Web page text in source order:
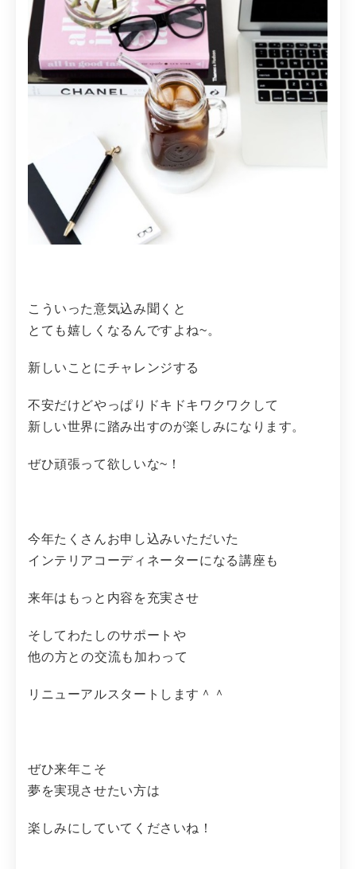
こういった意気込み聞くと
とても嬉しくなるんですよね~。
新しいことにチャレンジする
不安だけどやっぱりドキドキワクワクして
新しい世界に踏み出すのが楽しみになります。
ぜひ頑張って欲しいな~！
今年たくさんお申し込みいただいた
インテリアコーディネーターになる講座も
来年はもっと内容を充実させ
そしてわたしのサポートや
他の方との交流も加わって
リニューアルスタートします＾＾
ぜひ来年こそ
夢を実現させたい方は
楽しみにしていてくださいね！